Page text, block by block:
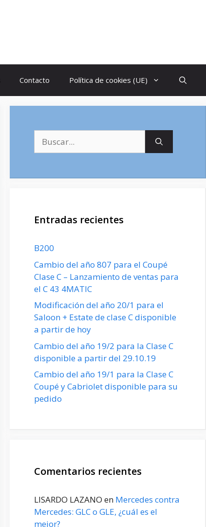
Contacto Política de cookies (UE)
Entradas recientes
B200
Cambio del año 807 para el Coupé
Clase C – Lanzamiento de ventas para
el C 43 4MATIC
Modificación del año 20/1 para el
Saloon + Estate de clase C disponible
a partir de hoy
Cambio del año 19/2 para la Clase C
disponible a partir del 29.10.19
Cambio del año 19/1 para la Clase C
Coupé y Cabriolet disponible para su
pedido
Comentarios recientes
LISARDO LAZANO en Mercedes contra
Mercedes: GLC o GLE, ¿cuál es el
mejor?